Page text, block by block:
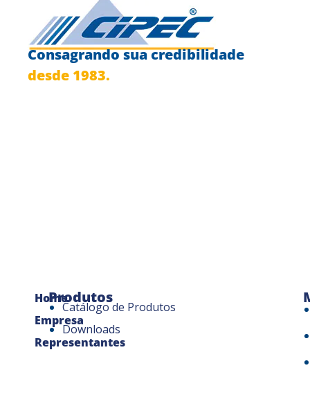
Consagrando sua credibilidade
desde 1983.
Home
Empresa
Representantes
Produtos
Catálogo de Produtos
Downloads